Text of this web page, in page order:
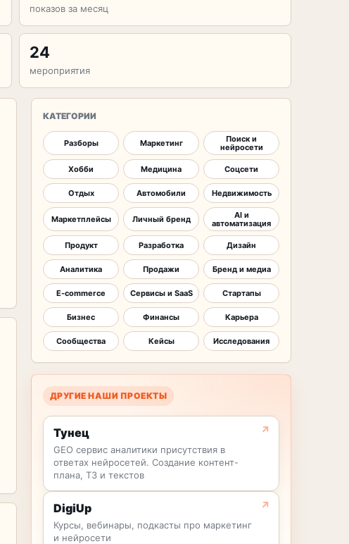
показов за месяц
24
мероприятия
КАТЕГОРИИ
Разборы Маркетинг
Поиск и
нейросети
Хобби Медицина Соцсети
Отдых Автомобили Недвижимость
Маркетплейсы Личный бренд
AI и
автоматизация
Продукт Разработка Дизайн
Аналитика Продажи Бренд и медиа
E-commerce Сервисы и SaaS Стартапы
Бизнес Финансы Карьера
Сообщества Кейсы Исследования
ДРУГИЕ НАШИ ПРОЕКТЫ
Тунец
GEO сервис аналитики присутствия в
ответах нейросетей. Создание контент-
плана, ТЗ и текстов
DigiUp
Курсы, вебинары, подкасты про маркетинг
и нейросети